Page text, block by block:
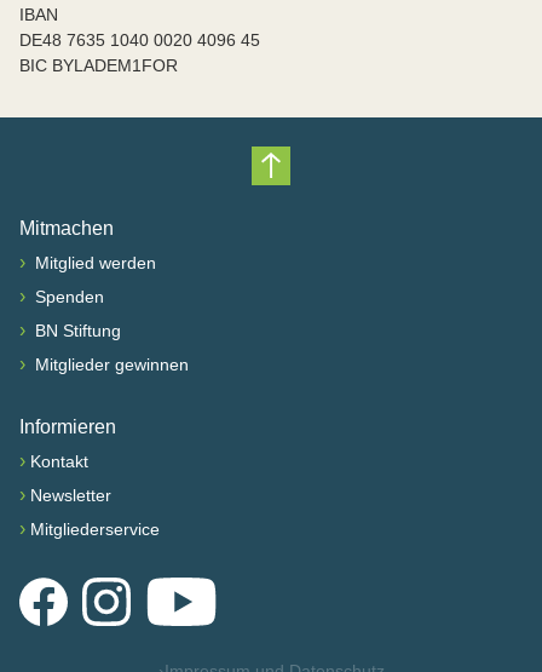
IBAN
DE48 7635 1040 0020 4096 45
BIC BYLADEM1FOR
Nach oben scrollen
Mitmachen
› Mitglied werden
› Spenden
› BN Stiftung
› Mitglieder gewinnen
Informieren
› Kontakt
› Newsletter
› Mitgliederservice
FacebookInstagramYouTube